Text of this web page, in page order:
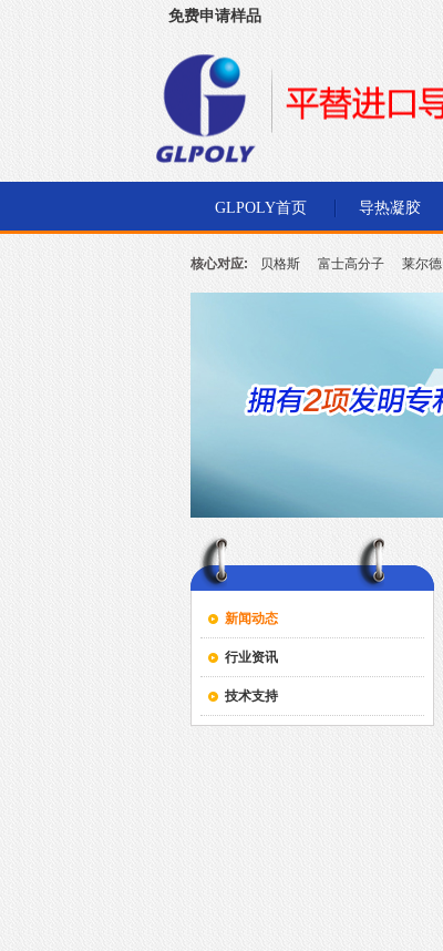
免费申请样品
GLPOLY首页 导热凝胶
核心对应: 贝格斯 富士高分子 莱尔德
新闻动态
行业资讯
技术支持